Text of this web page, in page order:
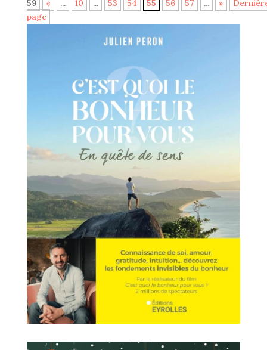
59 « ... 10 ... 53 54 55 56 57 ... »
page